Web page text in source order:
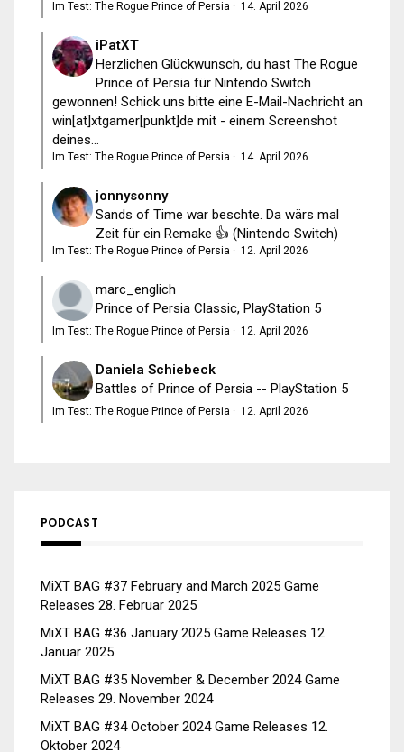
Im Test: The Rogue Prince of Persia · 14. April 2026
iPatXT
Herzlichen Glückwunsch, du hast The Rogue
Prince of Persia für Nintendo Switch
gewonnen! Schick uns bitte eine E-Mail-Nachricht an
win[at]xtgamer[punkt]de mit - einem Screenshot
deines...
Im Test: The Rogue Prince of Persia · 14. April 2026
jonnysonny
Sands of Time war beschte. Da wärs mal
Zeit für ein Remake 👍 (Nintendo Switch)
Im Test: The Rogue Prince of Persia · 12. April 2026
marc_englich
Prince of Persia Classic, PlayStation 5
Im Test: The Rogue Prince of Persia · 12. April 2026
Daniela Schiebeck
Battles of Prince of Persia -- PlayStation 5
Im Test: The Rogue Prince of Persia · 12. April 2026
PODCAST
MiXT BAG #37 February and March 2025 Game
Releases 28. Februar 2025
MiXT BAG #36 January 2025 Game Releases 12.
Januar 2025
MiXT BAG #35 November & December 2024 Game
Releases 29. November 2024
MiXT BAG #34 October 2024 Game Releases 12.
Oktober 2024